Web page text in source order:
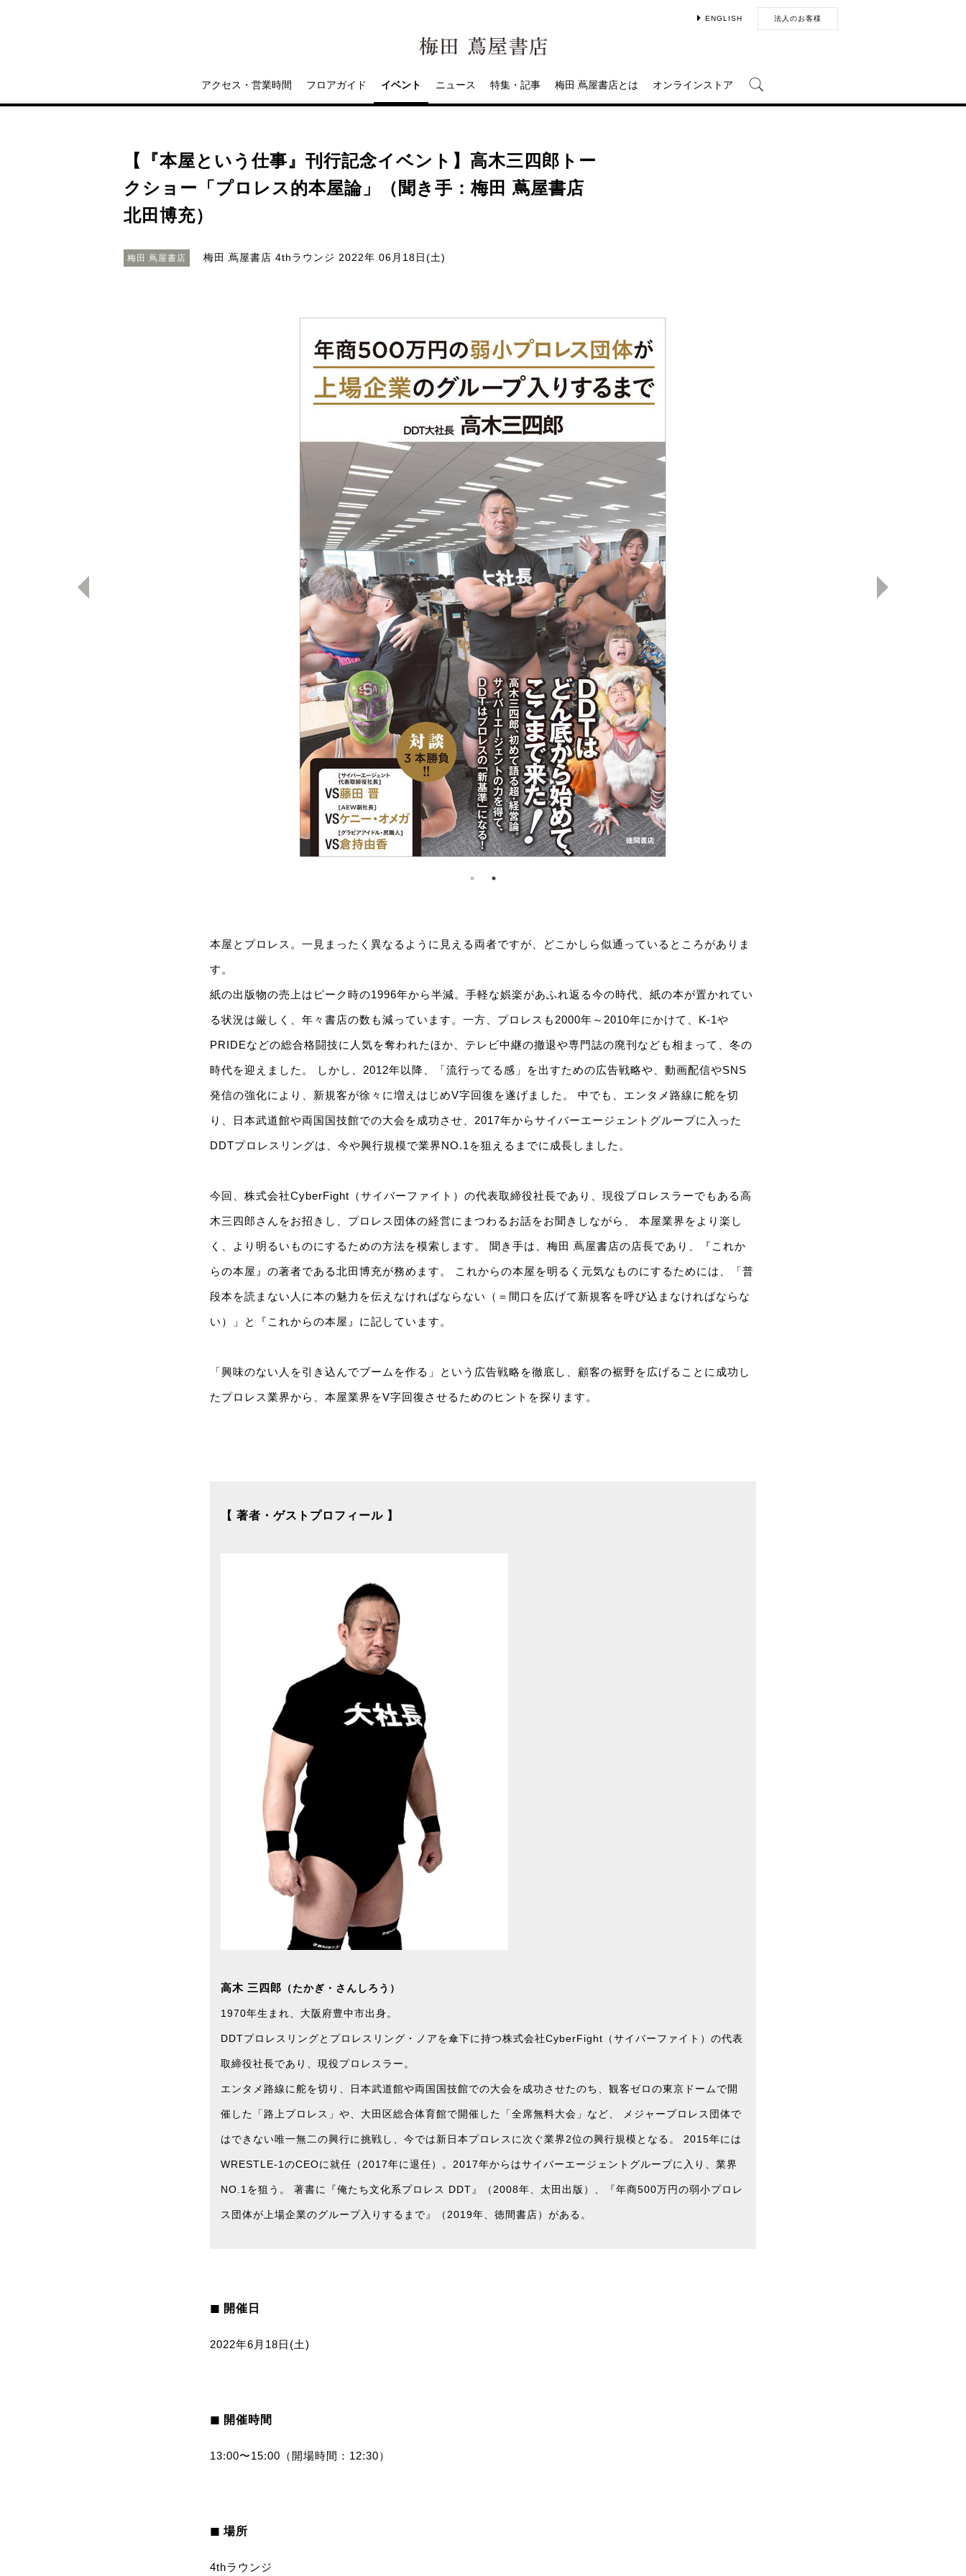
ENGLISH 法人のお客様
アクセス・営業時間 フロアガイド イベント ニュース 特集・記事 梅田 蔦屋書店とは オンラインストア
【『本屋という仕事』刊行記念イベント】高木三四郎トー
クショー「プロレス的本屋論」（聞き手：梅田 蔦屋書店
北田博充）
梅田 蔦屋書店 梅田 蔦屋書店 4thラウンジ 2022年 06月18日(土)
本屋とプロレス。一見まったく異なるように見える両者ですが、どこかしら似通っているところがありま
す。
紙の出版物の売上はピーク時の1996年から半減。手軽な娯楽があふれ返る今の時代、紙の本が置かれてい
る状況は厳しく、年々書店の数も減っています。一方、プロレスも2000年～2010年にかけて、K-1や
PRIDEなどの総合格闘技に人気を奪われたほか、テレビ中継の撤退や専門誌の廃刊なども相まって、冬の
時代を迎えました。 しかし、2012年以降、「流行ってる感」を出すための広告戦略や、動画配信やSNS
発信の強化により、新規客が徐々に増えはじめV字回復を遂げました。 中でも、エンタメ路線に舵を切
り、日本武道館や両国国技館での大会を成功させ、2017年からサイバーエージェントグループに入った
DDTプロレスリングは、今や興行規模で業界NO.1を狙えるまでに成長しました。
今回、株式会社CyberFight（サイバーファイト）の代表取締役社長であり、現役プロレスラーでもある高
木三四郎さんをお招きし、プロレス団体の経営にまつわるお話をお聞きしながら、 本屋業界をより楽し
く、より明るいものにするための方法を模索します。 聞き手は、梅田 蔦屋書店の店長であり、『これか
らの本屋』の著者である北田博充が務めます。 これからの本屋を明るく元気なものにするためには、「普
段本を読まない人に本の魅力を伝えなければならない（＝間口を広げて新規客を呼び込まなければならな
い）」と『これからの本屋』に記しています。
「興味のない人を引き込んでブームを作る」という広告戦略を徹底し、顧客の裾野を広げることに成功し
たプロレス業界から、本屋業界をV字回復させるためのヒントを探ります。
【 著者・ゲストプロフィール 】
高木 三四郎 （たかぎ・さんしろう）
1970年生まれ、大阪府豊中市出身。
DDTプロレスリングとプロレスリング・ノアを傘下に持つ株式会社CyberFight（サイバーファイト）の代表
取締役社長であり、現役プロレスラー。
エンタメ路線に舵を切り、日本武道館や両国国技館での大会を成功させたのち、観客ゼロの東京ドームで開
催した「路上プロレス」や、大田区総合体育館で開催した「全席無料大会」など、 メジャープロレス団体で
はできない唯一無二の興行に挑戦し、今では新日本プロレスに次ぐ業界2位の興行規模となる。 2015年には
WRESTLE-1のCEOに就任（2017年に退任）。2017年からはサイバーエージェントグループに入り、業界
NO.1を狙う。 著書に『俺たち文化系プロレス DDT』（2008年、太田出版）、『年商500万円の弱小プロレ
ス団体が上場企業のグループ入りするまで』（2019年、徳間書店）がある。
◼︎ 開催日
2022年6月18日(土)
◼︎ 開催時間
13:00〜15:00（開場時間：12:30）
◼︎ 場所
4thラウンジ